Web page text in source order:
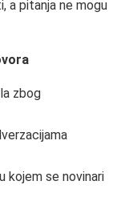
a pitanja ne mogu
zbog
kojem se novinari